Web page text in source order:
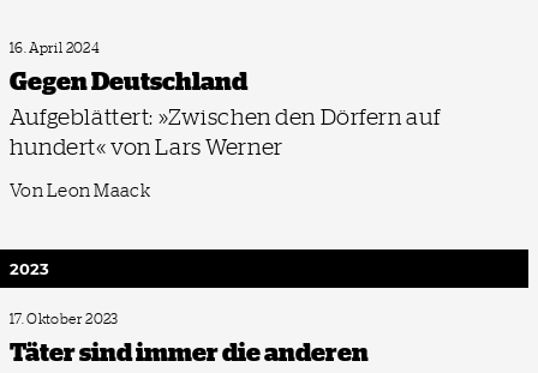
16. April 2024
Gegen Deutschland
Aufgeblättert: »Zwischen den Dörfern auf
hundert« von Lars Werner
Von Leon Maack
2023
17. Oktober 2023
Täter sind immer die anderen